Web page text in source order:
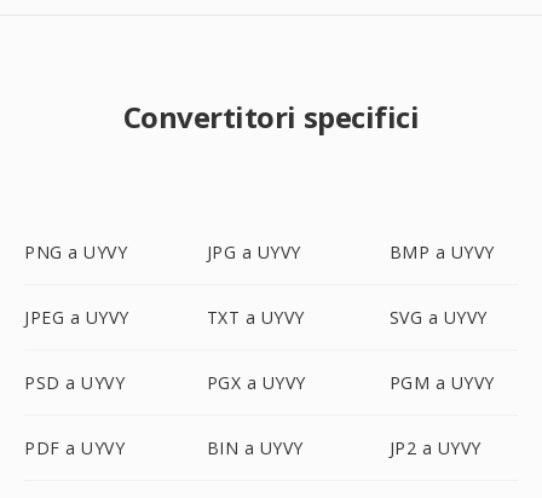
Convertitori specifici
PNG a UYVY JPG a UYVY BMP a UYVY
JPEG a UYVY TXT a UYVY SVG a UYVY
PSD a UYVY PGX a UYVY PGM a UYVY
PDF a UYVY BIN a UYVY JP2 a UYVY